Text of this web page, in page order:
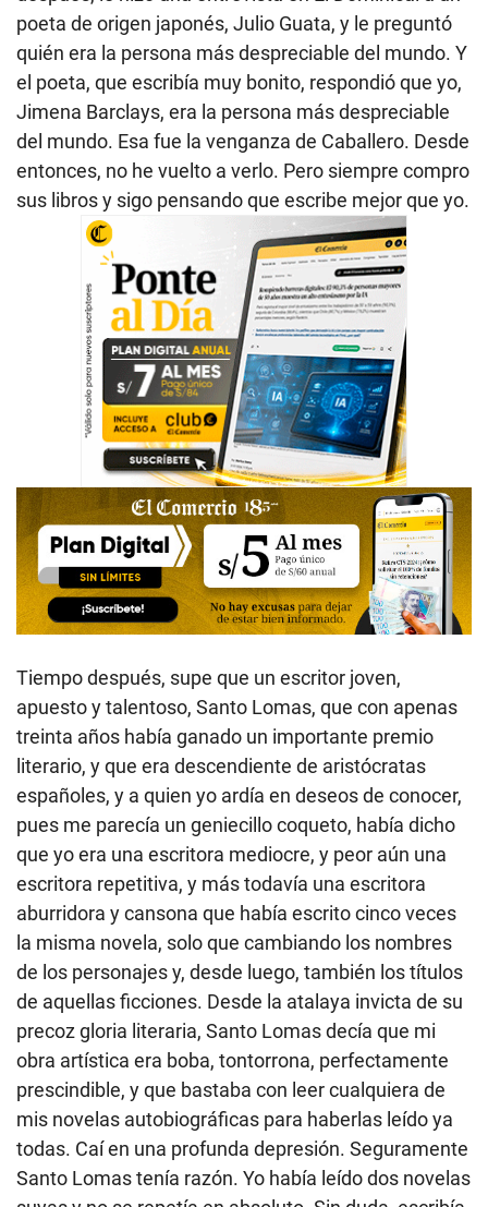
poeta de origen japonés, Julio Guata, y le preguntó
quién era la persona más despreciable del mundo. Y
el poeta, que escribía muy bonito, respondió que yo,
Jimena Barclays, era la persona más despreciable
del mundo. Esa fue la venganza de Caballero. Desde
entonces, no he vuelto a verlo. Pero siempre compro
sus libros y sigo pensando que escribe mejor que yo.
Tiempo después, supe que un escritor joven,
apuesto y talentoso, Santo Lomas, que con apenas
treinta años había ganado un importante premio
literario, y que era descendiente de aristócratas
españoles, y a quien yo ardía en deseos de conocer,
pues me parecía un geniecillo coqueto, había dicho
que yo era una escritora mediocre, y peor aún una
escritora repetitiva, y más todavía una escritora
aburridora y cansona que había escrito cinco veces
la misma novela, solo que cambiando los nombres
de los personajes y, desde luego, también los títulos
de aquellas ficciones. Desde la atalaya invicta de su
precoz gloria literaria, Santo Lomas decía que mi
obra artística era boba, tontorrona, perfectamente
prescindible, y que bastaba con leer cualquiera de
mis novelas autobiográficas para haberlas leído ya
todas. Caí en una profunda depresión. Seguramente
Santo Lomas tenía razón. Yo había leído dos novelas